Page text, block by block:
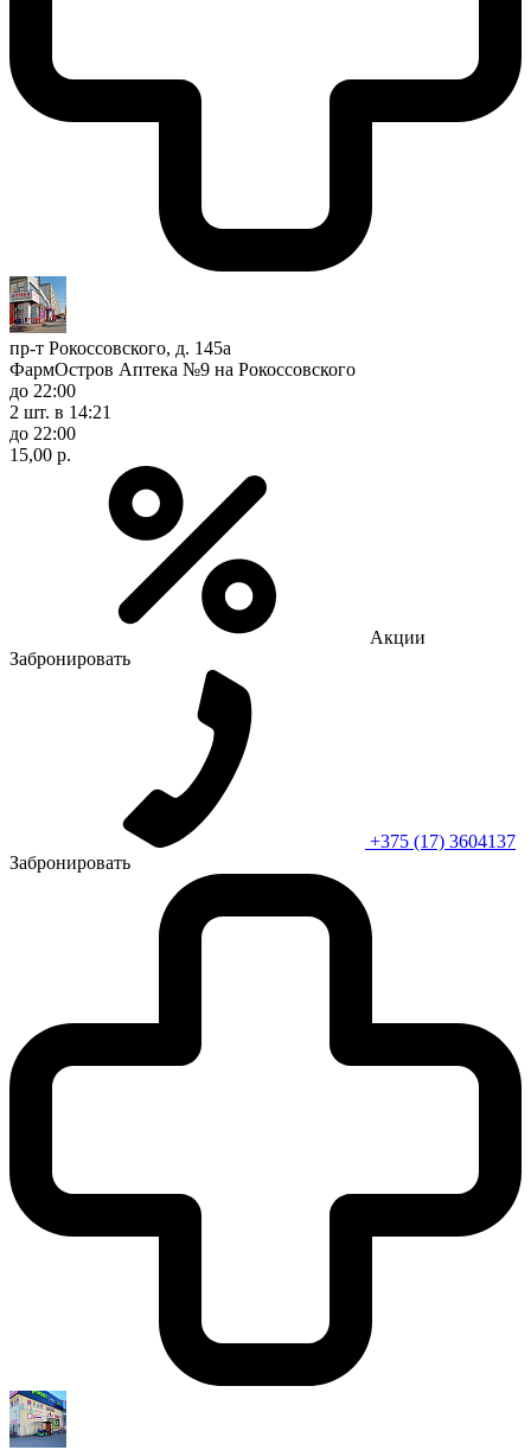
пр-т Рокоссовского, д. 145а
ФармОстров Аптека №9 на Рокоссовского
до 22:00
2 шт. в 14:21
до 22:00
15,00 р.
Акции
Забронировать
+375 (17) 3604137
Забронировать